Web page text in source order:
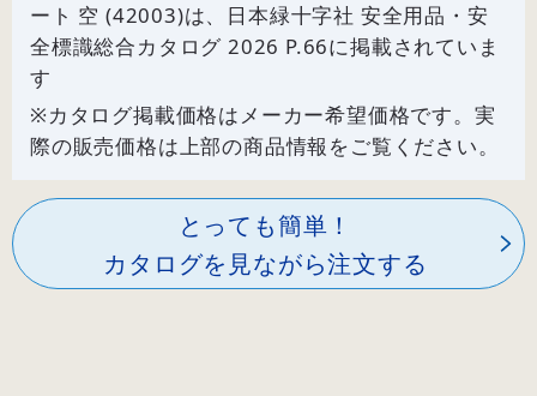
ート 空 (42003)は、日本緑十字社 安全用品・安
全標識総合カタログ 2026 P.66に掲載されていま
す
※カタログ掲載価格はメーカー希望価格です。実
際の販売価格は上部の商品情報をご覧ください。
とっても簡単！
カタログを見ながら注文する